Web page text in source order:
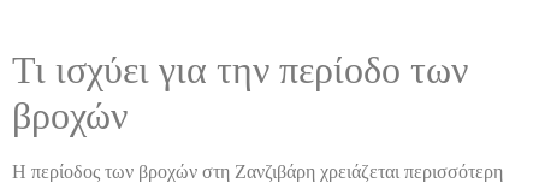
Τι ισχύει για την περίοδο των
βροχών
Η περίοδος των βροχών στη Ζανζιβάρη χρειάζεται περισσότερη